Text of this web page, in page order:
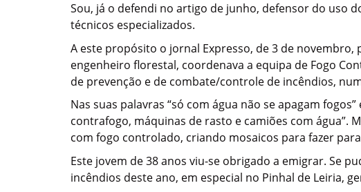
Sou, já o defendi no artigo de junho, defensor do uso
técnicos especializados.
A este propósito o jornal Expresso, de 3 de
engenheiro florestal, coordenava a equipa de Fogo
de prevenção e de combate/controle de incêndios,
Nas suas palavras “só com água não se apagam
contrafogo, máquinas de rasto e camiões com água”.
com fogo controlado, criando mosaicos para fazer
Este jovem de 38 anos viu-se obrigado a emigrar. Se
incêndios deste ano, em especial no Pinhal de Leiria,